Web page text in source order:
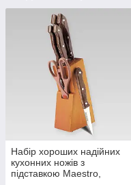
Набір хороших надійних
кухонних ножів з
підставкою Maestro,